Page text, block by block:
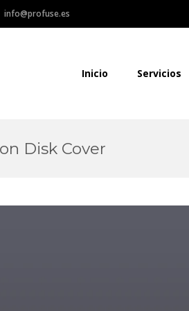
info@profuse.es
Audiovisual
Inicio Servicios
Disk Cover